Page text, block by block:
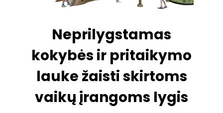
Neprilygstamas
kokybės ir pritaikymo
lauke žaisti skirtoms
vaikų įrangoms lygis